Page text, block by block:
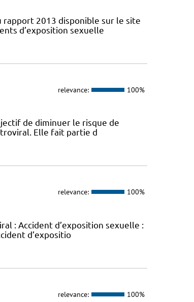
rapport 2013 disponible sur le site
d’exposition sexuelle
relevance: 100%
de diminuer le risque de
Elle fait partie d
relevance: 100%
: Accident d’exposition sexuelle :
d’expositio
relevance: 100%